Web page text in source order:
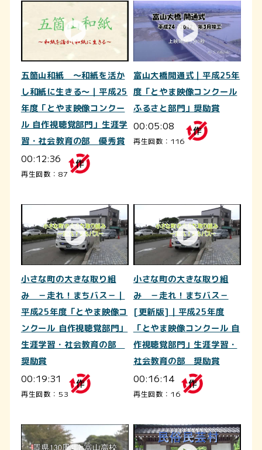
五箇山和紙 ～和紙を活か
し和紙に生きる～｜平成25
年度「とやま映像コンクー
ル 自作視聴覚部門」生涯学
習・社会教育の部 優秀賞
00:12:36
再生回数：87
富山大橋開通式｜平成25年
度「とやま映像コンクール
ふるさと部門」奨励賞
00:05:08
再生回数：116
小さな町の大きな取り組
み －走れ！まちバス－｜
平成25年度「とやま映像コ
ンクール 自作視聴覚部門」
生涯学習・社会教育の部
奨励賞
00:19:31
再生回数：53
小さな町の大きな取り組
み －走れ！まちバス－
[更新版]｜平成25年度
「とやま映像コンクール 自
作視聴覚部門」生涯学習・
社会教育の部 奨励賞
00:16:14
再生回数：16